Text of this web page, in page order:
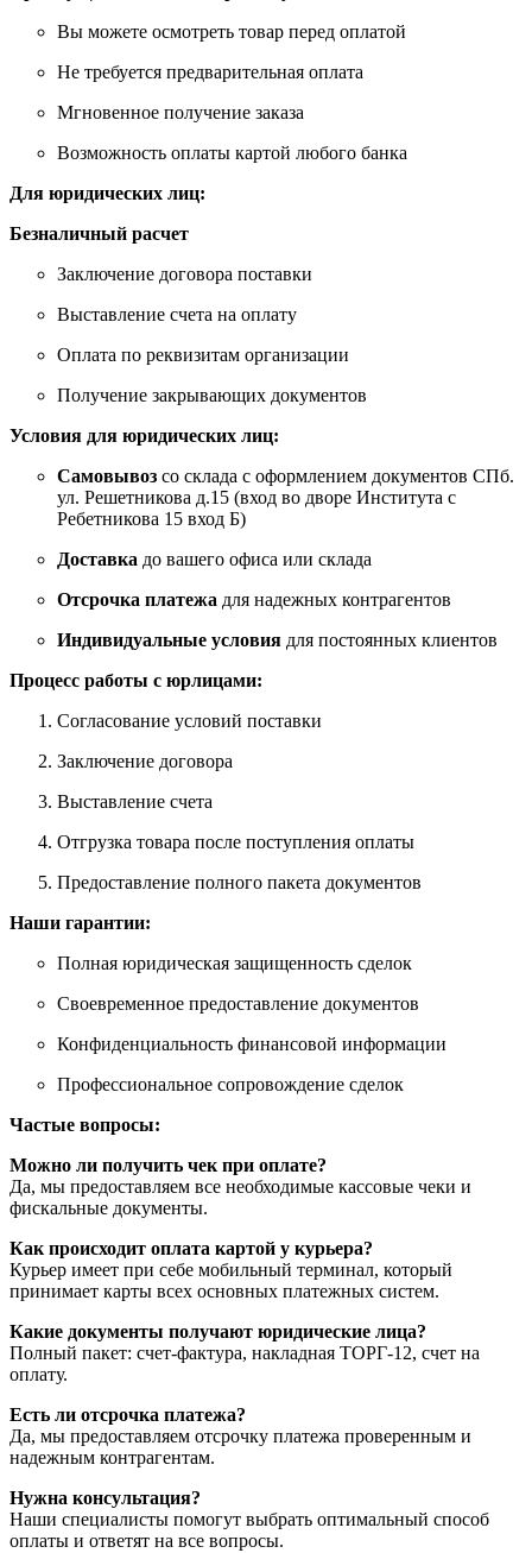
Вы можете осмотреть товар перед оплатой
Не требуется предварительная оплата
Мгновенное получение заказа
Возможность оплаты картой любого банка
Для юридических лиц:
Безналичный расчет
Заключение договора поставки
Выставление счета на оплату
Оплата по реквизитам организации
Получение закрывающих документов
Условия для юридических лиц:
Самовывоз со склада с оформлением документов СПб.
ул. Решетникова д.15 (вход во дворе Института с
Ребетникова 15 вход Б)
Доставка до вашего офиса или склада
Отсрочка платежа для надежных контрагентов
Индивидуальные условия для постоянных клиентов
Процесс работы с юрлицами:
Согласование условий поставки
Заключение договора
Выставление счета
Отгрузка товара после поступления оплаты
Предоставление полного пакета документов
Наши гарантии:
Полная юридическая защищенность сделок
Своевременное предоставление документов
Конфиденциальность финансовой информации
Профессиональное сопровождение сделок
Частые вопросы:
Можно ли получить чек при оплате?
Да, мы предоставляем все необходимые кассовые чеки и
фискальные документы.
Как происходит оплата картой у курьера?
Курьер имеет при себе мобильный терминал, который
принимает карты всех основных платежных систем.
Какие документы получают юридические лица?
Полный пакет: счет-фактура, накладная ТОРГ-12, счет на
оплату.
Есть ли отсрочка платежа?
Да, мы предоставляем отсрочку платежа проверенным и
надежным контрагентам.
Нужна консультация?
Наши специалисты помогут выбрать оптимальный способ
оплаты и ответят на все вопросы.